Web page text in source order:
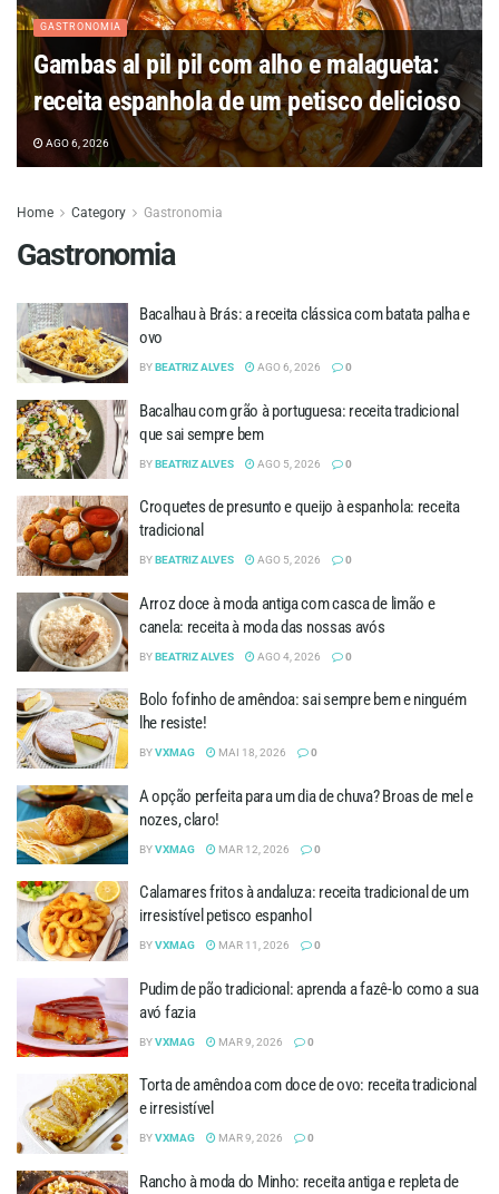
GASTRONOMIA
Gambas al pil pil com alho e malagueta:
receita espanhola de um petisco delicioso
AGO 6, 2026
Home Category Gastronomia
Gastronomia
Bacalhau à Brás: a receita clássica com batata palha e
ovo
BYBEATRIZ ALVES AGO 6, 2026 0
Bacalhau com grão à portuguesa: receita tradicional
que sai sempre bem
BYBEATRIZ ALVES AGO 5, 2026 0
Croquetes de presunto e queijo à espanhola: receita
tradicional
BYBEATRIZ ALVES AGO 5, 2026 0
Arroz doce à moda antiga com casca de limão e
canela: receita à moda das nossas avós
BYBEATRIZ ALVES AGO 4, 2026 0
Bolo fofinho de amêndoa: sai sempre bem e ninguém
lhe resiste!
BYVXMAG MAI 18, 2026 0
A opção perfeita para um dia de chuva? Broas de mel e
nozes, claro!
BYVXMAG MAR 12, 2026 0
Calamares fritos à andaluza: receita tradicional de um
irresistível petisco espanhol
BYVXMAG MAR 11, 2026 0
Pudim de pão tradicional: aprenda a fazê-lo como a sua
avó fazia
BYVXMAG MAR 9, 2026 0
Torta de amêndoa com doce de ovo: receita tradicional
e irresistível
BYVXMAG MAR 9, 2026 0
Rancho à moda do Minho: receita antiga e repleta de